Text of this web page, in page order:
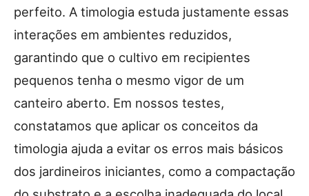
perfeito. A timologia estuda justamente essas
interações em ambientes reduzidos,
garantindo que o cultivo em recipientes
pequenos tenha o mesmo vigor de um
canteiro aberto. Em nossos testes,
constatamos que aplicar os conceitos da
timologia ajuda a evitar os erros mais básicos
dos jardineiros iniciantes, como a compactação